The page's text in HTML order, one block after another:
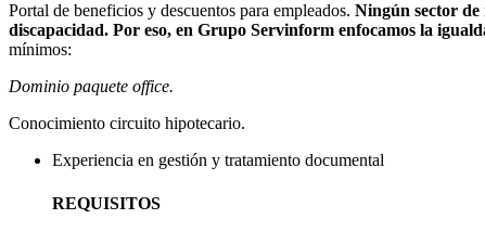
Portal de beneficios y descuentos para empleados. Ningún sector de
discapacidad. Por eso, en Grupo Servinform enfocamos la
mínimos:
Dominio paquete office.
Conocimiento circuito hipotecario.
Experiencia en gestión y tratamiento documental
REQUISITOS